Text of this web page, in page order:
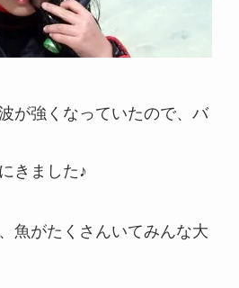
が強くなっていたので、バ
きました♪
魚がたくさんいてみんな大